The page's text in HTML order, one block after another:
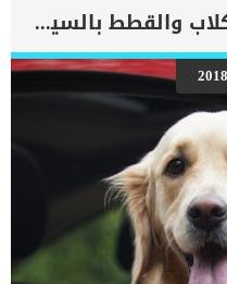
اقرأ ايضا: امراض الجلد
الاستشارة الطبية مع وصف
للعلاج المناسب. كما يمكن ان
معينة وفى هذه الحالة يصعب
تختلف شدة الألم على جلد كلبك
منه الكلب, ولكنها بشكل
رأس حكة تغييرات فى لون
البشرة المؤلمة عند الكلاب
التى يمكن ان […]
7 نصائح عند السفر مع الكلاب والقطط بالسيارة